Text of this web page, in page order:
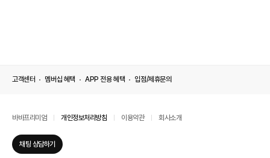
고객센터 멤버십 혜택 APP 전용 혜택 입점/제휴문의
바바프리미엄 개인정보처리방침 이용약관 회사소개
채팅 상담하기